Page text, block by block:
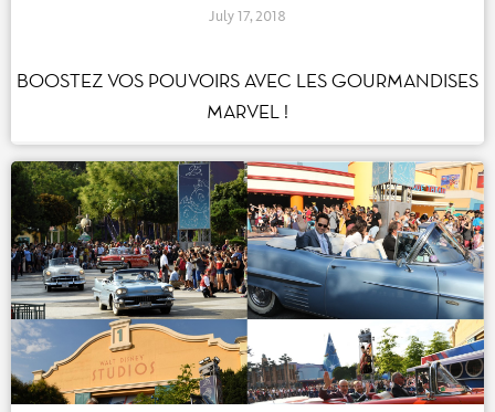
July 17, 2018
BOOSTEZ VOS POUVOIRS AVEC LES GOURMANDISES
MARVEL !